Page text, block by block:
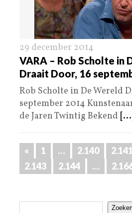
29 december 2014
VARA – Rob Scholte in
Draait Door, 16
Rob Scholte in De Wereld
september 2014
de Jaren Twintig Bekend
« 1 … 2.140 2.141
2.143
2.144 …